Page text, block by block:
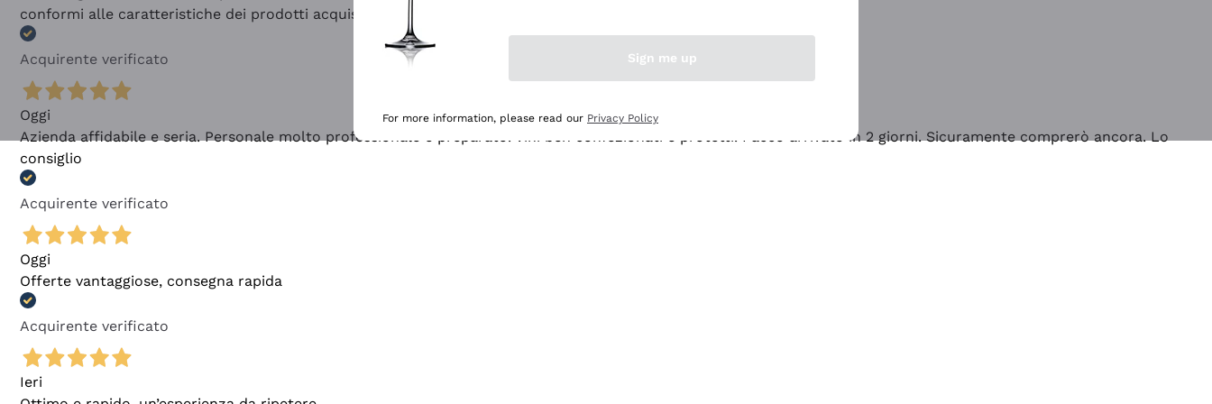
conformi alle caratteristiche dei prodotti acquistati
Acquirente verificato
Oggi
Azienda affidabile e seria. Personale molto professionale e preparato. Vini ben confezionati e protetti. Pacco arrivato in 2 giorni. Sicuramente comprerò ancora. Lo
consiglio
Acquirente verificato
Oggi
Offerte vantaggiose, consegna rapida
Acquirente verificato
Ieri
Sign me up
For more information, please read our Privacy Policy